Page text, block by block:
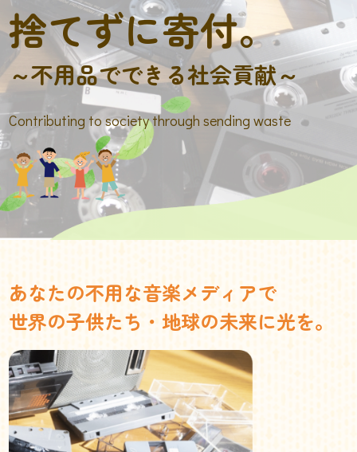
捨てずに寄付。
～不用品でできる社会貢献～
Contributing to society through sending waste
あなたの不用な音楽メディアで
世界の子供たち・地球の未来に光を。